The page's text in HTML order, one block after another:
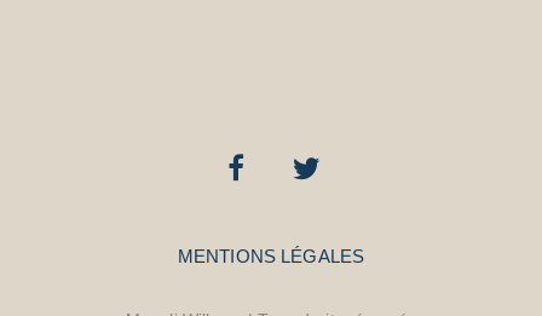
MENTIONS LÉGALES